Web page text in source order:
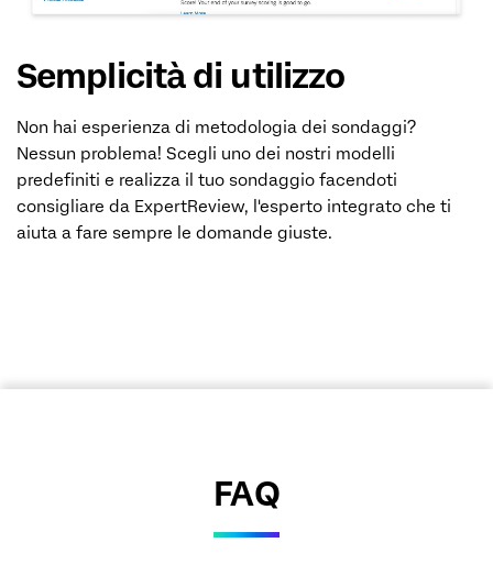
Semplicità di utilizzo
Non hai esperienza di metodologia dei sondaggi?
Nessun problema! Scegli uno dei nostri modelli
predefiniti e realizza il tuo sondaggio facendoti
consigliare da ExpertReview, l'esperto integrato che ti
aiuta a fare sempre le domande giuste.
FAQ